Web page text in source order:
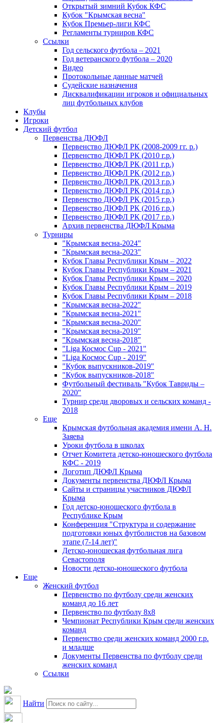
Открытый зимний Кубок КФС
Кубок "Крымская весна"
Кубок Премьер-лиги КФС
Регламенты турниров КФС
Ссылки
Год сельского футбола – 2021
Год ветеранского футбола – 2020
Видео
Протокольные данные матчей
Судейские назначения
Дисквалификации игроков и официальных
лиц футбольных клубов
Клубы
Игроки
Детский футбол
Первенства ДЮФЛ
Первенство ДЮФЛ РК (2008-2009 гг. р.)
Первенство ДЮФЛ РК (2010 г.р.)
Первенство ДЮФЛ РК (2011 г.р.)
Первенство ДЮФЛ РК (2012 г.р.)
Первенство ДЮФЛ РК (2013 г.р.)
Первенство ДЮФЛ РК (2014 г.р.)
Первенство ДЮФЛ РК (2015 г.р.)
Первенство ДЮФЛ РК (2016 г.р.)
Первенство ДЮФЛ РК (2017 г.р.)
Архив первенства ДЮФЛ Крыма
Турниры
"Крымская весна-2024"
"Крымская весна-2023"
Кубок Главы Республики Крым – 2022
Кубок Главы Республики Крым – 2021
Кубок Главы Республики Крым – 2020
Кубок Главы Республики Крым – 2019
Кубок Главы Республики Крым – 2018
"Крымская весна-2022"
"Крымская весна-2021"
"Крымская весна-2020"
"Крымская весна-2019"
"Крымская весна-2018"
"Liga Космос Cup - 2021"
"Liga Космос Cup - 2019"
"Кубок выпускников-2019"
"Кубок выпускников-2018"
Футбольный фестиваль "Кубок Тавриды –
2020"
Турнир среди дворовых и сельских команд -
2018
Еще
Крымская футбольная академия имени А. Н.
Заяева
Уроки футбола в школах
Отчет Комитета детско-юношеского футбола
КФС - 2019
Логотип ДЮФЛ Крыма
Документы первенства ДЮФЛ Крыма
Сайты и страницы участников ДЮФЛ
Крыма
Год детско-юношеского футбола в
Республике Крым
Конференция "Структура и содержание
подготовки юных футболистов на базовом
этапе (7-14 лет)"
Детско-юношеская футбольная лига
Севастополя
Новости детско-юношеского футбола
Еще
Женский футбол
Первенство по футболу среди женских
команд до 16 лет
Первенство по футболу 8х8
Чемпионат Республики Крым среди женских
команд
Первенство среди женских команд 2000 г.р.
и младше
Документы Первенства по футболу среди
женских команд
Ссылки
Найти